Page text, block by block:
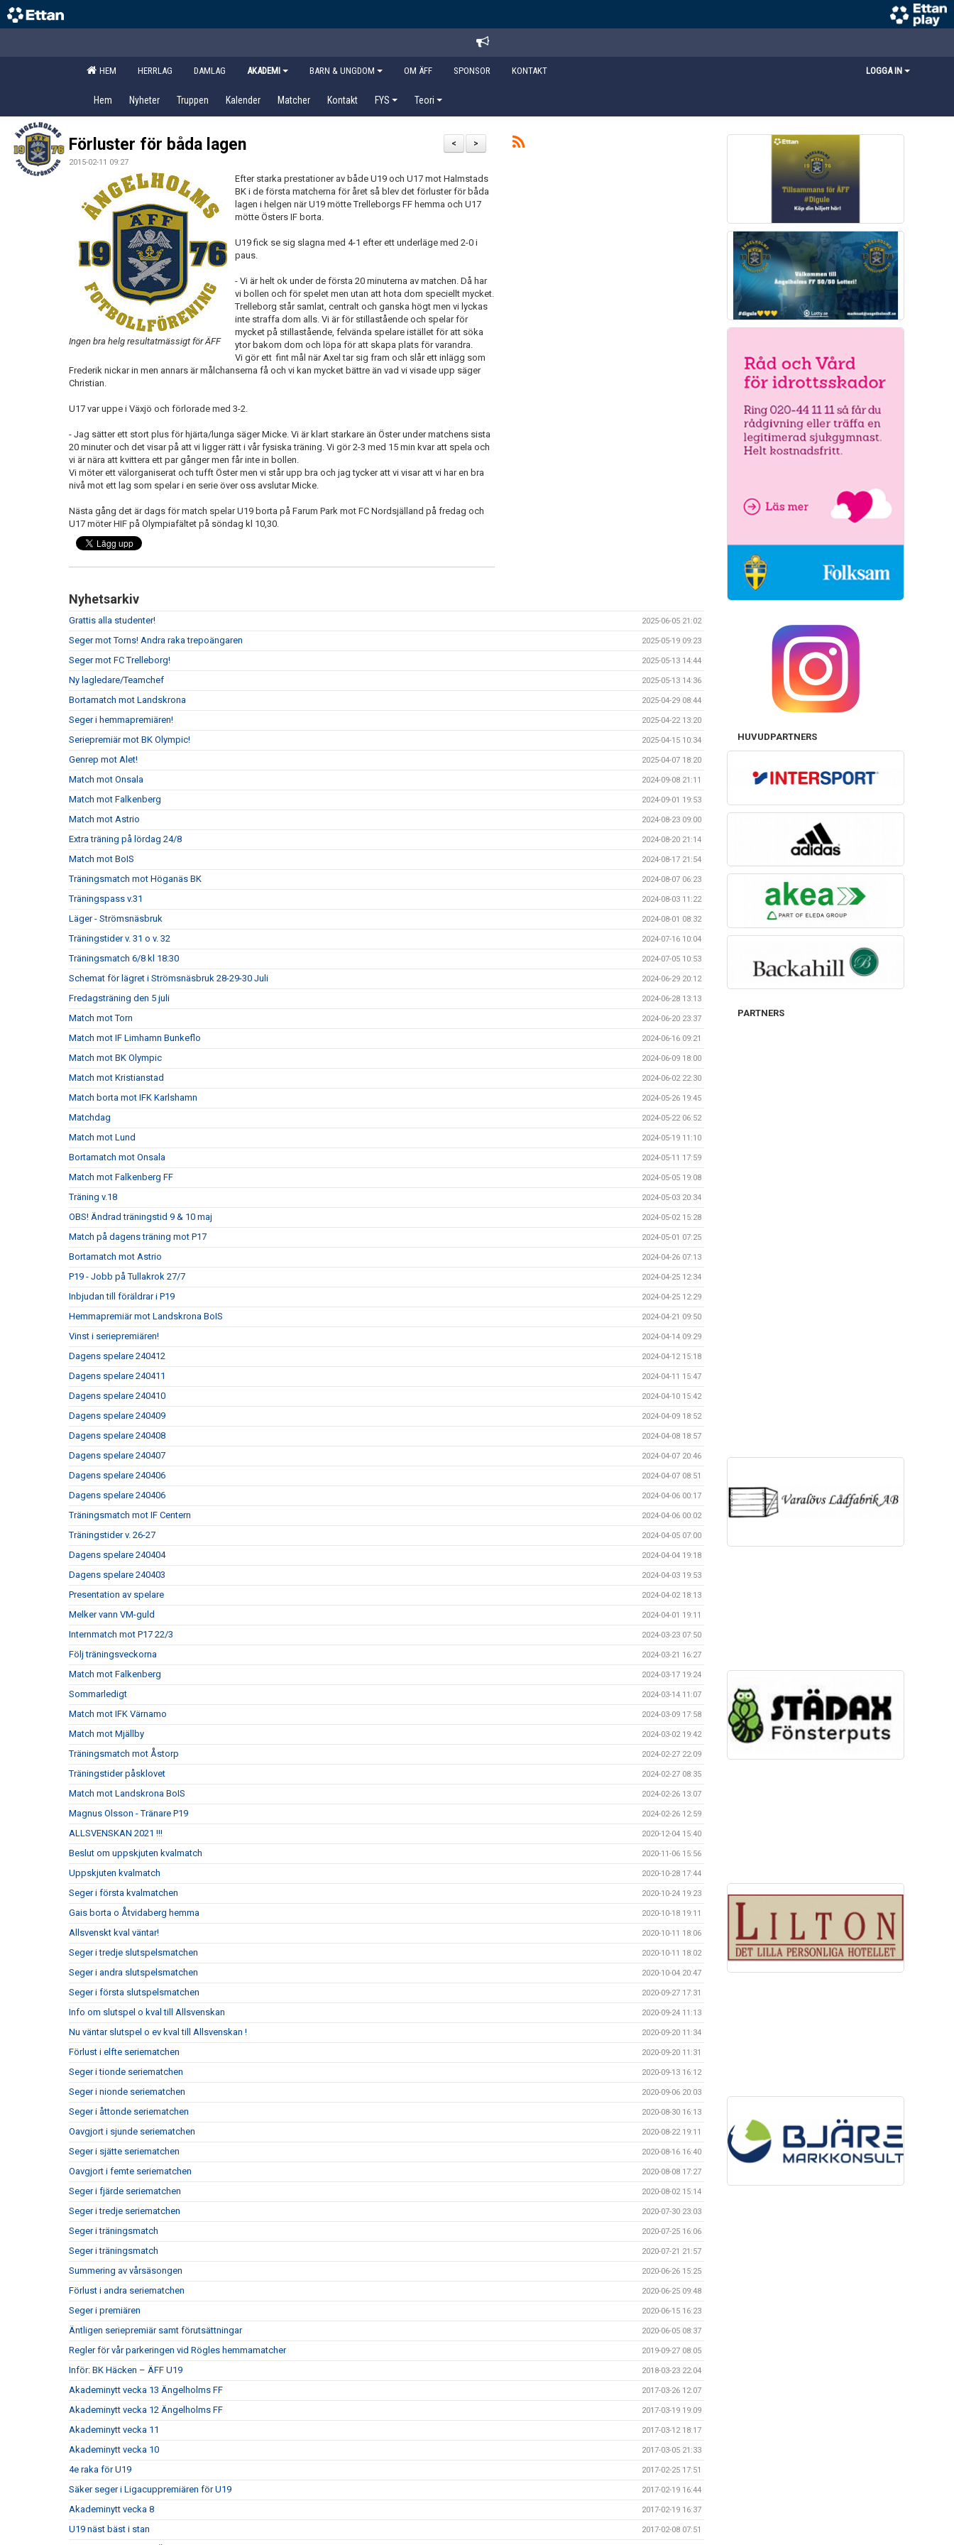
HEM HERRLAG DAMLAG AKADEMI BARN & UNGDOM OM ÄFF SPONSOR KONTAKT LOGGA IN
Hem Nyheter Truppen Kalender Matcher Kontakt FYS Teori
>
<
Förluster för båda lagen
2015-02-11 09:27
Ingen bra helg resultatmässigt för ÄFF
Efter starka prestationer av både U19 och U17 mot Halmstads
BK i de första matcherna för året så blev det förluster för båda
lagen i helgen när U19 mötte Trelleborgs FF hemma och U17
mötte Östers IF borta.
U19 fick se sig slagna med 4-1 efter ett underläge med 2-0 i
paus.
- Vi är helt ok under de första 20 minuterna av matchen. Då har
vi bollen och för spelet men utan att hota dom speciellt mycket.
Trelleborg står samlat, centralt och ganska högt men vi lyckas
inte straffa dom alls. Vi är för stillastående och spelar för
mycket på stillastående, felvända spelare istället för att söka
ytor bakom dom och löpa för att skapa plats för varandra.
Vi gör ett fint mål när Axel tar sig fram och slår ett inlägg som
Frederik nickar in men annars är målchanserna få och vi kan mycket bättre än vad vi visade upp säger
Christian.
U17 var uppe i Växjö och förlorade med 3-2.
- Jag sätter ett stort plus för hjärta/lunga säger Micke. Vi är klart starkare än Öster under matchens sista
20 minuter och det visar på att vi ligger rätt i vår fysiska träning. Vi gör 2-3 med 15 min kvar att spela och
vi är nära att kvittera ett par gånger men får inte in bollen.
Vi möter ett välorganiserat och tufft Öster men vi står upp bra och jag tycker att vi visar att vi har en bra
nivå mot ett lag som spelar i en serie över oss avslutar Micke.
Nästa gång det är dags för match spelar U19 borta på Farum Park mot FC Nordsjälland på fredag och
U17 möter HIF på Olympiafältet på söndag kl 10,30.
Nyhetsarkiv
Grattis alla studenter! 2025-06-05 21:02
Seger mot Torns! Andra raka trepoängaren 2025-05-19 09:23
Seger mot FC Trelleborg! 2025-05-13 14:44
Ny lagledare/Teamchef 2025-05-13 14:36
Bortamatch mot Landskrona 2025-04-29 08:44
Seger i hemmapremiären! 2025-04-22 13:20
Seriepremiär mot BK Olympic! 2025-04-15 10:34
Genrep mot Alet! 2025-04-07 18:20
Match mot Onsala 2024-09-08 21:11
Match mot Falkenberg 2024-09-01 19:53
Match mot Astrio 2024-08-23 09:00
Extra träning på lördag 24/8 2024-08-20 21:14
Match mot BoIS 2024-08-17 21:54
Träningsmatch mot Höganäs BK 2024-08-07 06:23
Träningspass v.31 2024-08-03 11:22
Läger - Strömsnäsbruk 2024-08-01 08:32
Träningstider v. 31 o v. 32 2024-07-16 10:04
Träningsmatch 6/8 kl 18:30 2024-07-05 10:53
Schemat för lägret i Strömsnäsbruk 28-29-30 Juli 2024-06-29 20:12
Fredagsträning den 5 juli 2024-06-28 13:13
Match mot Torn 2024-06-20 23:37
Match mot IF Limhamn Bunkeflo 2024-06-16 09:21
Match mot BK Olympic 2024-06-09 18:00
Match mot Kristianstad 2024-06-02 22:30
Match borta mot IFK Karlshamn 2024-05-26 19:45
Matchdag 2024-05-22 06:52
Match mot Lund 2024-05-19 11:10
Bortamatch mot Onsala 2024-05-11 17:59
Match mot Falkenberg FF 2024-05-05 19:08
Träning v.18 2024-05-03 20:34
OBS! Ändrad träningstid 9 & 10 maj 2024-05-02 15:28
Match på dagens träning mot P17 2024-05-01 07:25
Bortamatch mot Astrio 2024-04-26 07:13
P19 - Jobb på Tullakrok 27/7 2024-04-25 12:34
Inbjudan till föräldrar i P19 2024-04-25 12:29
Hemmapremiär mot Landskrona BoIS 2024-04-21 09:50
Vinst i seriepremiären! 2024-04-14 09:29
Dagens spelare 240412 2024-04-12 15:18
Dagens spelare 240411 2024-04-11 15:47
Dagens spelare 240410 2024-04-10 15:42
Dagens spelare 240409 2024-04-09 18:52
Dagens spelare 240408 2024-04-08 18:57
Dagens spelare 240407 2024-04-07 20:46
Dagens spelare 240406 2024-04-07 08:51
Dagens spelare 240406 2024-04-06 00:17
Träningsmatch mot IF Centern 2024-04-06 00:02
Träningstider v. 26-27 2024-04-05 07:00
Dagens spelare 240404 2024-04-04 19:18
Dagens spelare 240403 2024-04-03 19:53
Presentation av spelare 2024-04-02 18:13
Melker vann VM-guld 2024-04-01 19:11
Internmatch mot P17 22/3 2024-03-23 07:50
Följ träningsveckorna 2024-03-21 16:27
Match mot Falkenberg 2024-03-17 19:24
Sommarledigt 2024-03-14 11:07
Match mot IFK Värnamo 2024-03-09 17:58
Match mot Mjällby 2024-03-02 19:42
Träningsmatch mot Åstorp 2024-02-27 22:09
Träningstider påsklovet 2024-02-27 08:35
Match mot Landskrona BoIS 2024-02-26 13:07
Magnus Olsson - Tränare P19 2024-02-26 12:59
ALLSVENSKAN 2021 !!! 2020-12-04 15:40
Beslut om uppskjuten kvalmatch 2020-11-06 15:56
Uppskjuten kvalmatch 2020-10-28 17:44
Seger i första kvalmatchen 2020-10-24 19:23
Gais borta o Åtvidaberg hemma 2020-10-18 19:11
Allsvenskt kval väntar! 2020-10-11 18:06
Seger i tredje slutspelsmatchen 2020-10-11 18:02
Seger i andra slutspelsmatchen 2020-10-04 20:47
Seger i första slutspelsmatchen 2020-09-27 17:31
Info om slutspel o kval till Allsvenskan 2020-09-24 11:13
Nu väntar slutspel o ev kval till Allsvenskan ! 2020-09-20 11:34
Förlust i elfte seriematchen 2020-09-20 11:31
Seger i tionde seriematchen 2020-09-13 16:12
Seger i nionde seriematchen 2020-09-06 20:03
Seger i åttonde seriematchen 2020-08-30 16:13
Oavgjort i sjunde seriematchen 2020-08-22 19:11
Seger i sjätte seriematchen 2020-08-16 16:40
Oavgjort i femte seriematchen 2020-08-08 17:27
Seger i fjärde seriematchen 2020-08-02 15:14
Seger i tredje seriematchen 2020-07-30 23:03
Seger i träningsmatch 2020-07-25 16:06
Seger i träningsmatch 2020-07-21 21:57
Summering av vårsäsongen 2020-06-26 15:25
Förlust i andra seriematchen 2020-06-25 09:48
Seger i premiären 2020-06-15 16:23
Äntligen seriepremiär samt förutsättningar 2020-06-05 08:37
Regler för vår parkeringen vid Rögles hemmamatcher 2019-09-27 08:05
Inför: BK Häcken – ÄFF U19 2018-03-23 22:04
Akademinytt vecka 13 Ängelholms FF 2017-03-26 12:07
Akademinytt vecka 12 Ängelholms FF 2017-03-19 19:09
Akademinytt vecka 11 2017-03-12 18:17
Akademinytt vecka 10 2017-03-05 21:33
4e raka för U19 2017-02-25 17:51
Säker seger i Ligacuppremiären för U19 2017-02-19 16:44
Akademinytt vecka 8 2017-02-19 16:37
U19 näst bäst i stan 2017-02-08 07:51
HUVUDPARTNERS
PARTNERS